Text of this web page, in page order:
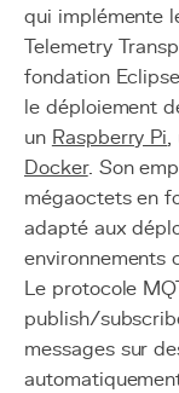
qui implémente
Telemetry
fondation
le déploiement
un Raspberry Pi,
Docker. Son
mégaoctets en
adapté aux
environnements
Le protocole
publish/
messages sur